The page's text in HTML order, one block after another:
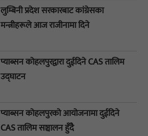
लुम्बिनी प्रदेश सरकारबाट कांग्रेसका
मन्त्रीहरूले आज राजीनामा दिने
प्याब्सन कोहलपुरद्वारा दुईदिने CAS तालिम
उद्घाटन
प्याब्सन कोहलपुरको आयोजनामा दुईदिने
CAS तालिम सञ्चालन हुँदै